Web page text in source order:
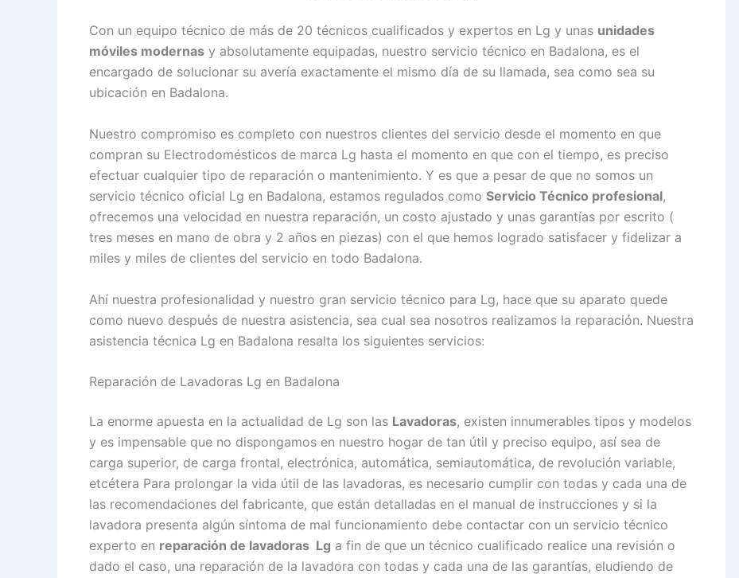
Con un equipo técnico de más de 20 técnicos cualificados y expertos en Lg y unas unidades
móviles modernas y absolutamente equipadas, nuestro servicio técnico en Badalona, es el
encargado de solucionar su avería exactamente el mismo día de su llamada, sea como sea su
ubicación en Badalona.
Nuestro compromiso es completo con nuestros clientes del servicio desde el momento en que
compran su Electrodomésticos de marca Lg hasta el momento en que con el tiempo, es preciso
efectuar cualquier tipo de reparación o mantenimiento. Y es que a pesar de que no somos un
servicio técnico oficial Lg en Badalona, estamos regulados como Servicio Técnico profesional,
ofrecemos una velocidad en nuestra reparación, un costo ajustado y unas garantías por escrito (
tres meses en mano de obra y 2 años en piezas) con el que hemos logrado satisfacer y fidelizar a
miles y miles de clientes del servicio en todo Badalona.
Ahí nuestra profesionalidad y nuestro gran servicio técnico para Lg, hace que su aparato quede
como nuevo después de nuestra asistencia, sea cual sea nosotros realizamos la reparación. Nuestra
asistencia técnica Lg en Badalona resalta los siguientes servicios:
Reparación de Lavadoras Lg en Badalona
La enorme apuesta en la actualidad de Lg son las Lavadoras, existen innumerables tipos y modelos
y es impensable que no dispongamos en nuestro hogar de tan útil y preciso equipo, así sea de
carga superior, de carga frontal, electrónica, automática, semiautomática, de revolución variable,
etcétera Para prolongar la vida útil de las lavadoras, es necesario cumplir con todas y cada una de
las recomendaciones del fabricante, que están detalladas en el manual de instrucciones y si la
lavadora presenta algún síntoma de mal funcionamiento debe contactar con un servicio técnico
experto en reparación de lavadoras Lg a fin de que un técnico cualificado realice una revisión o
dado el caso, una reparación de la lavadora con todas y cada una de las garantías, eludiendo de